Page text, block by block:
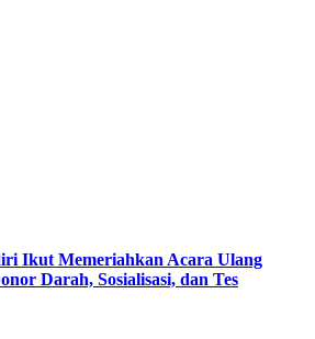
Ikut Memeriahkan Acara Ulang
Darah, Sosialisasi, dan Tes